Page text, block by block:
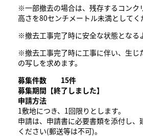
※一部撤去の場合は、残存するコンク
高さを80センチメートル未満としてく
※撤去工事完了時に安全な状態となる
※撤去工事完了時に工事に伴い、生じ
の写しを求めます。
募集件数 15件
募集期間 ​【終了しました】
申請方法
1敷地につき、1回限りとします。
申請は、申請書に必要書類を添付し、
ください(郵送等は不可)。